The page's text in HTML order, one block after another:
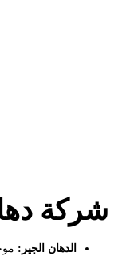
شركة
الدهان الجير: